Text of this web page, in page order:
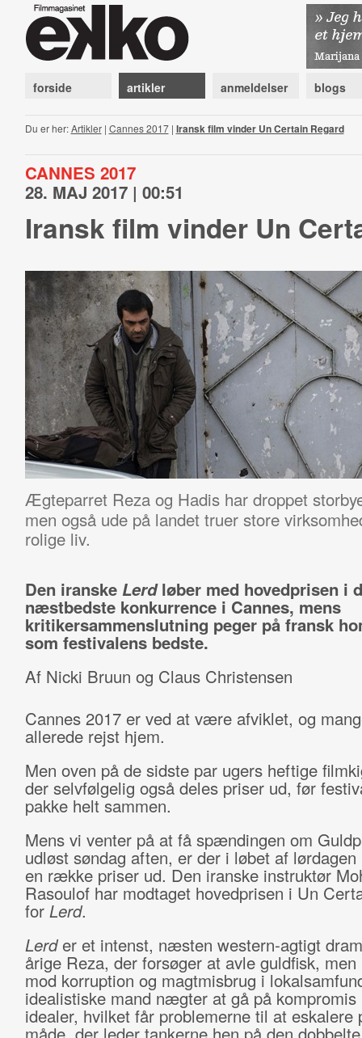
forside artikler anmeldelser blogs
Du er her:Artikler| Cannes 2017| Iransk film vinder Un Certain Regard
CANNES 2017
28. MAJ 2017 | 00:51
Iransk film vinder Un
Ægteparret Reza og Hadis har droppet
men også ude på landet truer store
rolige liv.
Den iranske Lerdløber med hovedprisen i
næstbedste konkurrence i Cannes, mens
kritikersammenslutning peger på fransk
som festivalens bedste.
Af Nicki Bruun og Claus Christensen
Cannes 2017 er ved at være afviklet, og
allerede rejst hjem.
Men oven på de sidste par ugers heftige
der selvfølgelig også deles priser ud, før
pakke helt sammen.
Mens vi venter på at få spændingen om
udløst søndag aften, er der i løbet af
en række priser ud. Den iranske instruktør
Rasoulof har modtaget hovedprisen i Un
for Lerd.
Lerder et intenst, næsten western-agtigt
årige Reza, der forsøger at avle guldfisk,
mod korruption og magtmisbrug i
idealistiske mand nægter at gå på kompromis
idealer, hvilket får problemerne til at eskalere